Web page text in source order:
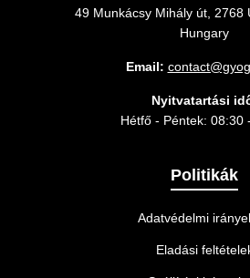
49 Munkácsy Mihály út, 2768
Hungary
Email:
Nyitvatartási
Hétfő - Péntek: 08:30
Politikák
Adatvédelmi
Eladási